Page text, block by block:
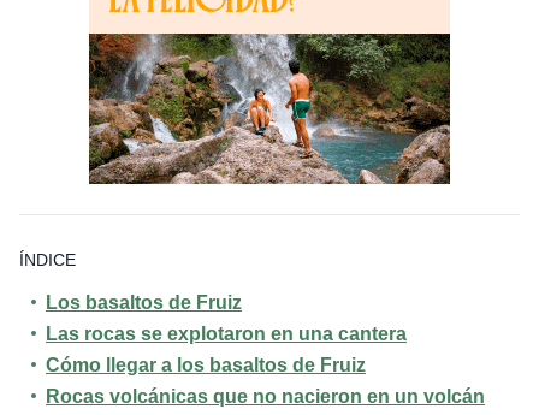
ÍNDICE
Los basaltos de Fruiz
Las rocas se explotaron en una cantera
Cómo llegar a los basaltos de Fruiz
Rocas volcánicas que no nacieron en un volcán